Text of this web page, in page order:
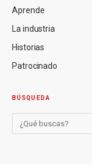
Aprende
La industria
Historias
Patrocinado
BÚSQUEDA